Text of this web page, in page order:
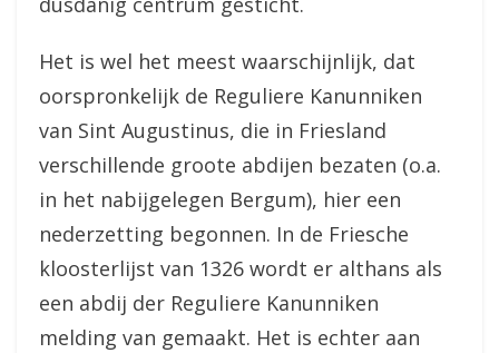
Het is wel het meest waarschijnlijk, dat
oorspronkelijk de Reguliere Kanunniken
van Sint Augustinus, die in Friesland
verschillende groote abdijen bezaten (o.a.
in het nabijgelegen Bergum), hier een
nederzetting begonnen. In de Friesche
kloosterlijst van 1326 wordt er althans als
een abdij der Reguliere Kanunniken
melding van gemaakt. Het is echter aan